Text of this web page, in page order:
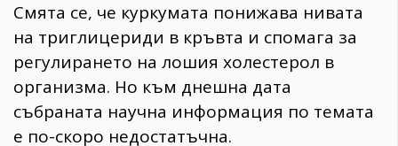
Смята се, че куркумата понижава нивата
на триглицериди в кръвта и спомага за
регулирането на лошия холестерол в
организма. Но към днешна дата
събраната научна информация по темата
е по-скоро недостатъчна.